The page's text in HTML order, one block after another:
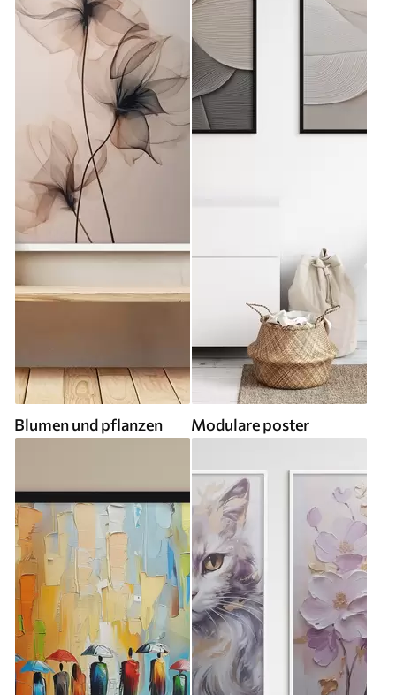
Blumen und pflanzen Modulare poster